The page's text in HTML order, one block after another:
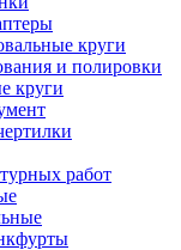
круги
и полировки
круги
работ